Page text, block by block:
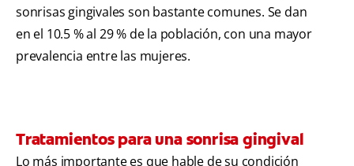
sonrisas gingivales son bastante comunes. Se dan
en el 10.5 % al 29 % de la población, con una mayor
prevalencia entre las mujeres.
Tratamientos para una sonrisa gingival
Lo más importante es que hable de su condición